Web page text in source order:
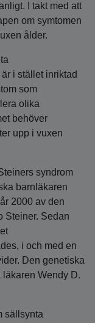
I takt med att
om symtomen
ålder.
i stället inriktad
som
olika
behöver
upp i vuxen
syndrom
barnläkaren
2000 av den
Steiner. Sedan
i och med en
Den genetiska
Wendy D.
sällsynta